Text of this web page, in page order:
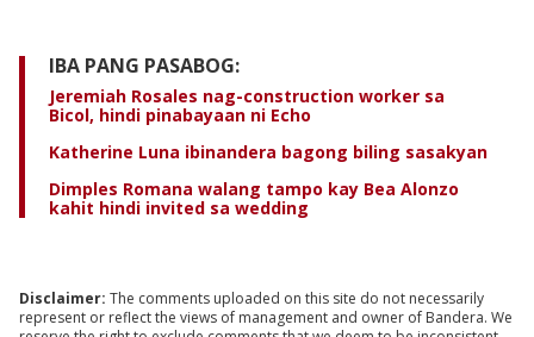
IBA PANG PASABOG:
Jeremiah Rosales nag-construction worker sa
Bicol, hindi pinabayaan ni Echo
Katherine Luna ibinandera bagong biling sasakyan
Dimples Romana walang tampo kay Bea Alonzo
kahit hindi invited sa wedding
Disclaimer: The comments uploaded on this site do not necessarily
represent or reflect the views of management and owner of Bandera. We